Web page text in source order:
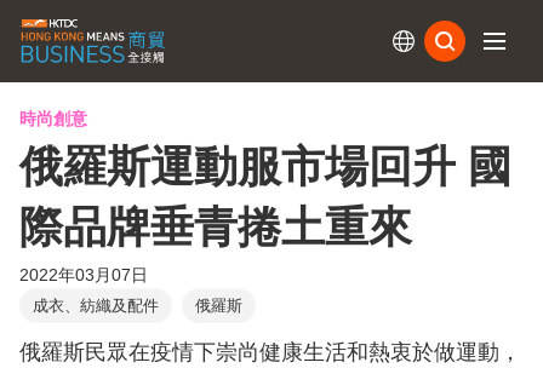
時尚創意
俄羅斯運動服市場回升 國
際品牌垂青捲土重來
2022年03月07日
成衣、紡織及配件 俄羅斯
俄羅斯民眾在疫情下崇尚健康生活和熱衷於做運動，